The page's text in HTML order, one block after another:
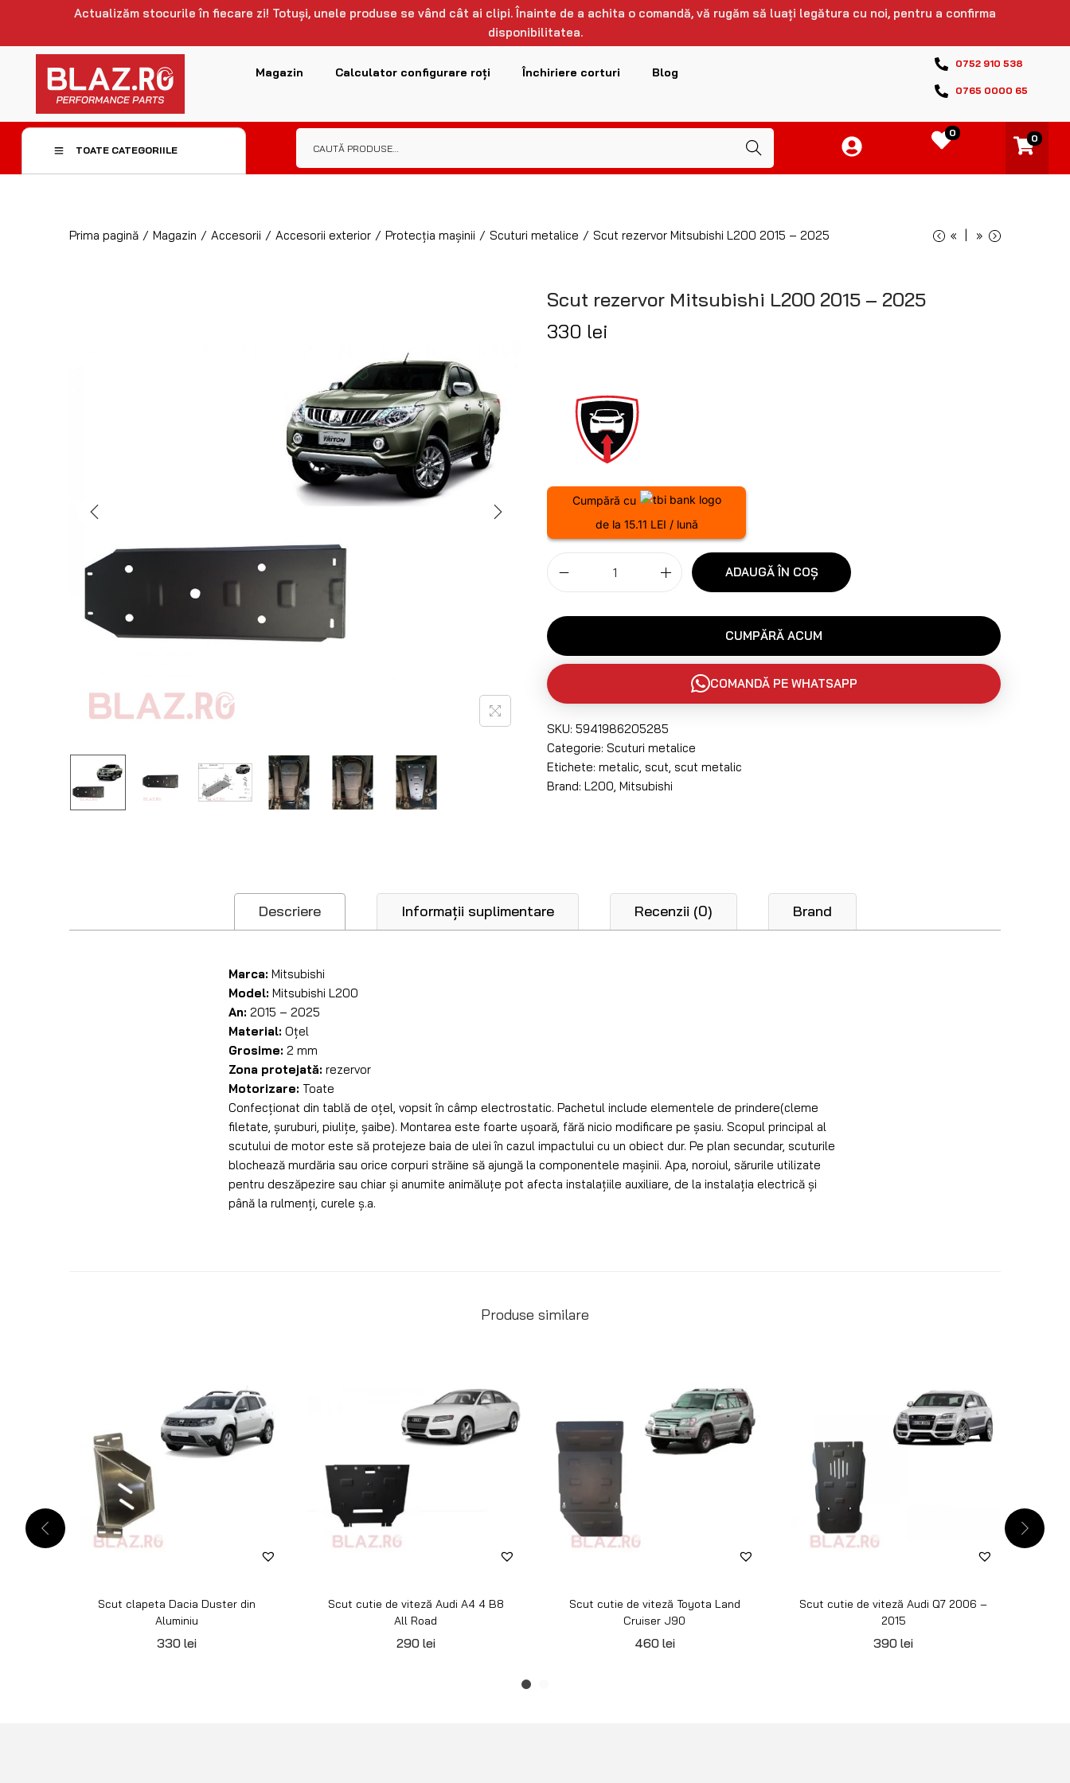
Actualizăm stocurile în fiecare zi! Totuși, unele produse se vând cât ai clipi. Înainte de a achita o comandă, vă rugăm să luați legătura cu noi, pentru a confirma
disponibilitatea.
Magazin Calculator configurare roți Închiriere corturi Blog
0752 910 538
0765 0000 65
TOATE CATEGORIILE Caută
0 0
Prima pagină / Magazin / Accesorii / Accesorii exterior / Protecția mașinii / Scuturi metalice / Scut rezervor Mitsubishi L200 2015 – 2025 « »
Scut rezervor Mitsubishi L200 2015 – 2025
330 lei
Cumpără cu
de la 15.11 LEI / lună
ADAUGĂ ÎN COȘ
CUMPĂRĂ ACUM
COMANDĂ PE WHATSAPP
SKU: 5941986205285
Categorie: Scuturi metalice
Etichete: metalic, scut, scut metalic
Brand: L200, Mitsubishi
Descriere Informații suplimentare Recenzii (0) Brand
Marca: Mitsubishi
Model: Mitsubishi L200
An: 2015 – 2025
Material: Oțel
Grosime: 2 mm
Zona protejată: rezervor
Motorizare: Toate
Confecționat din tablă de oțel, vopsit în câmp electrostatic. Pachetul include elementele de prindere(cleme
filetate, șuruburi, piulițe, șaibe). Montarea este foarte ușoară, fără nicio modificare pe șasiu. Scopul principal al
scutului de motor este să protejeze baia de ulei în cazul impactului cu un obiect dur. Pe plan secundar, scuturile
blochează murdăria sau orice corpuri străine să ajungă la componentele mașinii. Apa, noroiul, sărurile utilizate
pentru deszăpezire sau chiar și anumite animăluțe pot afecta instalațiile auxiliare, de la instalația electrică și
până la rulmenți, curele ș.a.
Produse similare
Scut clapeta Dacia Duster din
Aluminiu
330 lei
Scut cutie de viteză Audi A4 4 B8
All Road
290 lei
Scut cutie de viteză Toyota Land
Cruiser J90
460 lei
Scut cutie de viteză Audi Q7 2006 –
2015
390 lei